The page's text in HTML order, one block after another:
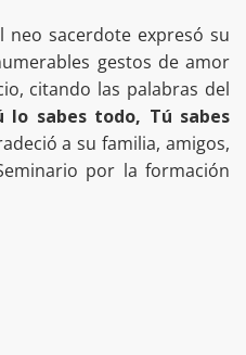
neo sacerdote expresó su
gestos de amor
citando las palabras del
lo sabes todo, Tú sabes
a su familia, amigos,
por la formación